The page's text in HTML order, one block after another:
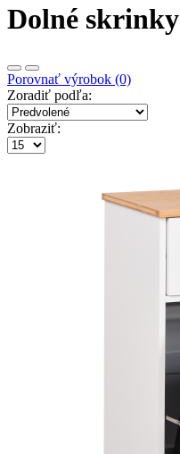
Dolné skrinky
Porovnať výrobok (0)
Zoradiť podľa:
Zobraziť: